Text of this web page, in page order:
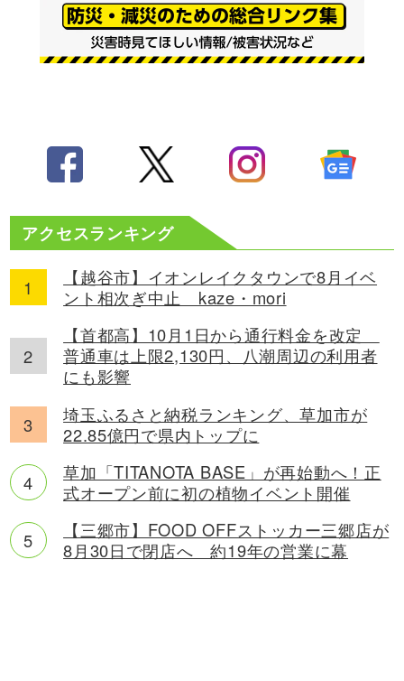
アクセスランキング
【越谷市】イオンレイクタウンで8月イベ
ント相次ぎ中止 kaze・mori
【首都高】10月1日から通行料金を改定
普通車は上限2,130円、八潮周辺の利用者
にも影響
埼玉ふるさと納税ランキング、草加市が
22.85億円で県内トップに
草加「TITANOTA BASE」が再始動へ！正
式オープン前に初の植物イベント開催
【三郷市】FOOD OFFストッカー三郷店が
8月30日で閉店へ 約19年の営業に幕